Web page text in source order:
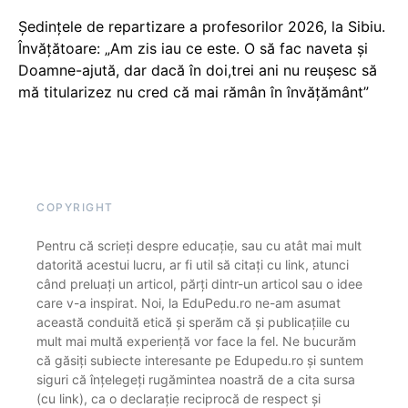
Ședințele de repartizare a profesorilor 2026, la Sibiu.
Învățătoare: „Am zis iau ce este. O să fac naveta și
Doamne-ajută, dar dacă în doi,trei ani nu reușesc să
mă titularizez nu cred că mai rămân în învățământ”
COPYRIGHT
Pentru că scrieți despre educație, sau cu atât mai mult
datorită acestui lucru, ar fi util să citați cu link, atunci
când preluați un articol, părți dintr-un articol sau o idee
care v-a inspirat. Noi, la EduPedu.ro ne-am asumat
această conduită etică și sperăm că și publicațiile cu
mult mai multă experiență vor face la fel. Ne bucurăm
că găsiți subiecte interesante pe Edupedu.ro și suntem
siguri că înțelegeți rugămintea noastră de a cita sursa
(cu link), ca o declarație reciprocă de respect și